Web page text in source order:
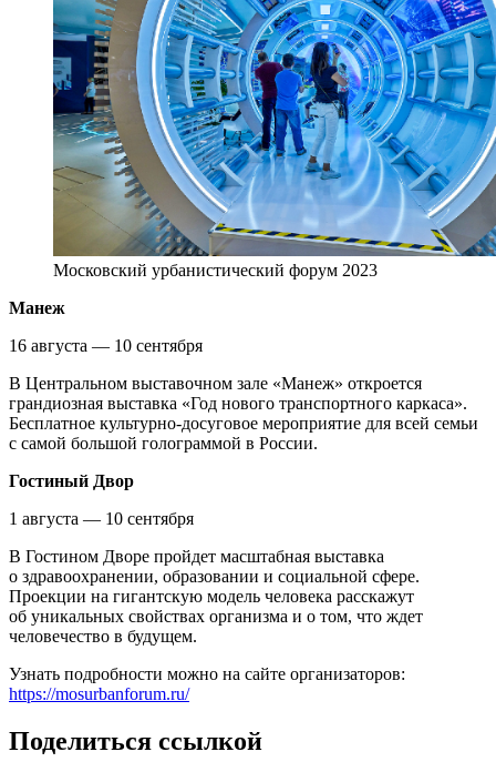
Московский урбанистический форум 2023
Манеж
16 августа — 10 сентября
В Центральном выставочном зале «Манеж» откроется
грандиозная выставка «Год нового транспортного каркаса».
Бесплатное культурно-досуговое мероприятие для всей семьи
с самой большой голограммой в России.
Гостиный Двор
1 августа — 10 сентября
В Гостином Дворе пройдет масштабная выставка
о здравоохранении, образовании и социальной сфере.
Проекции на гигантскую модель человека расскажут
об уникальных свойствах организма и о том, что ждет
человечество в будущем.
Узнать подробности можно на сайте организаторов:
https://mosurbanforum.ru/
Поделиться ссылкой